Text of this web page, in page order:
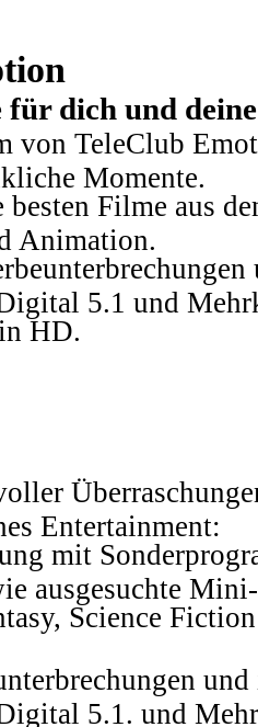
für dich und
von TeleClub
Momente.
Filme aus
Animation.
5.1 und
HD.
Entertainment:
mit
ausgesuchte
Science
5.1. und